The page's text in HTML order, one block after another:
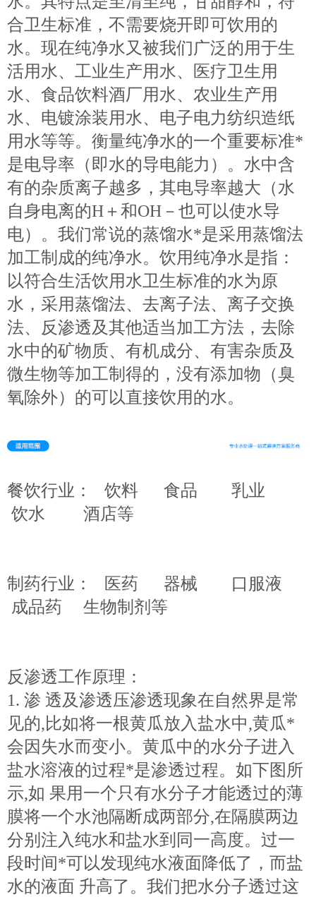
合卫生标准，不需要烧开即可饮用的
水。现在纯净水又被我们广泛的用于生
活用水、工业生产用水、医疗卫生用
水、食品饮料酒厂用水、农业生产用
水、电镀涂装用水、电子电力纺织造纸
用水等等。衡量纯净水的一个重要标准*
是电导率（即水的导电能力）。水中含
有的杂质离子越多，其电导率越大（水
自身电离的H＋和OH－也可以使水导
电）。我们常说的蒸馏水*是采用蒸馏法
加工制成的纯净水。饮用纯净水是指：
以符合生活饮用水卫生标准的水为原
水，采用蒸馏法、去离子法、离子交换
法、反渗透及其他适当加工方法，去除
水中的矿物质、有机成分、有害杂质及
微生物等加工制得的，没有添加物（臭
氧除外）的可以直接饮用的水。
餐饮行业： 饮料 食品 乳业
饮水 酒店等
制药行业： 医药 器械 口服液
成品药 生物制剂等
反渗透工作原理：
1. 渗 透及渗透压渗透现象在自然界是常
见的,比如将一根黄瓜放入盐水中,黄瓜*
会因失水而变小。黄瓜中的水分子进入
盐水溶液的过程*是渗透过程。如下图所
示,如 果用一个只有水分子才能透过的薄
膜将一个水池隔断成两部分,在隔膜两边
分别注入纯水和盐水到同一高度。过一
段时间*可以发现纯水液面降低了，而盐
水的液面 升高了。我们把水分子透过这